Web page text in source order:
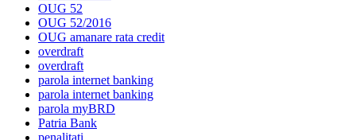
OUG 52
OUG 52/2016
OUG amanare rata credit
overdraft
overdraft
parola internet banking
parola internet banking
parola myBRD
Patria Bank
penalitati